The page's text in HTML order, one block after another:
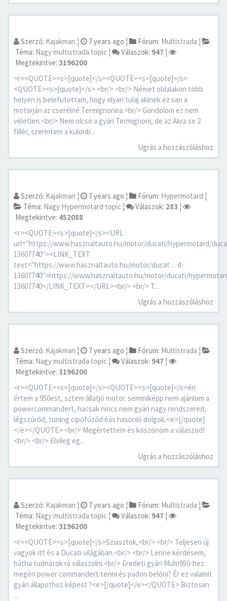
Szerző: Kajakman ¦ 7 years ago ¦ Fórum: Multistrada ¦
Téma: Nagy multistrada topic ¦ Válaszok: 947 ¦
Megtekintve: 3196200
<r><QUOTE><s>[quote]</s><QUOTE><s>[quote]</s>
<QUOTE><s>[quote]</s> <br/> <br/> Német oldalakon több
helyen is belefutottam, hogy olyan tulaj akinek ez van a
motorján az cserélné Termignonira.<br/> Gondolom ez nem
véletlen.<br/> Nem olcsó a gyári Termignoni, de az Akra se 2
fillér, szerintem a különb...
Ugrás a hozzászóláshoz
Szerző: Kajakman ¦ 7 years ago ¦ Fórum: Hypermotard ¦
Téma: Nagy Hypermotard topic ¦ Válaszok: 283 ¦
Megtekintve: 452088
<r><QUOTE><s>[quote]</s><URL
url="https://www.hasznaltauto.hu/motor/ducati/hypermotard/
13607740"><LINK_TEXT
text="https://www.hasznaltauto.hu/motor/ducat ... d-
13607740">https://www.hasznaltauto.hu/motor/ducati/
13607740</LINK_TEXT></URL><br/> <br/> T...
Ugrás a hozzászóláshoz
Szerző: Kajakman ¦ 7 years ago ¦ Fórum: Multistrada ¦
Téma: Nagy multistrada topic ¦ Válaszok: 947 ¦
Megtekintve: 3196200
<r><QUOTE><s>[quote]</s><QUOTE><s>[quote]</s>én
értem a 950est, sztem állatjó motor. semmiképp nem ajánlom a
powercommandert, hacsak nincs nem gyári nagy rendszered,
légszűrőd, tuning cipőfűződ éás hasonló dolgok.<e>[/quote]
</e></QUOTE> <br/> Megértettem és köszönöm a válaszod!
<br/> <br/> Elvileg eg...
Ugrás a hozzászóláshoz
Szerző: Kajakman ¦ 7 years ago ¦ Fórum: Multistrada ¦
Téma: Nagy multistrada topic ¦ Válaszok: 947 ¦
Megtekintve: 3196200
<r><QUOTE><s>[quote]</s>Sziasztok,<br/> <br/> Teljesen új
vagyok itt és a Ducati világában.<br/> <br/> Lenne kérdésem,
hátha tudnátok rá válaszolni.<br/> Eredeti gyári Multi950-hez
megéri power commandert tenni és padon belőni? Ér ez valamit
gyári állapothoz képest ?<e>[/quote]</e></QUOTE> Biztosan
...